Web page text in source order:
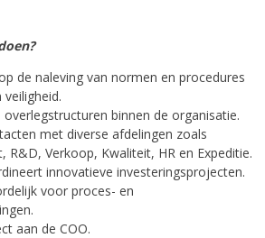
de naleving van normen en procedures
overlegstructuren binnen de organisatie.
met diverse afdelingen zoals
R&D, Verkoop, Kwaliteit, HR en Expeditie.
innovatieve investeringsprojecten.
voor proces- en
aan de COO.